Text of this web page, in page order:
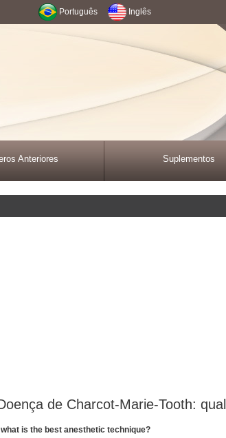
Português Inglês
Anteriores Suplementos
de Charcot-Marie-Tooth:
is the best anesthetic technique?